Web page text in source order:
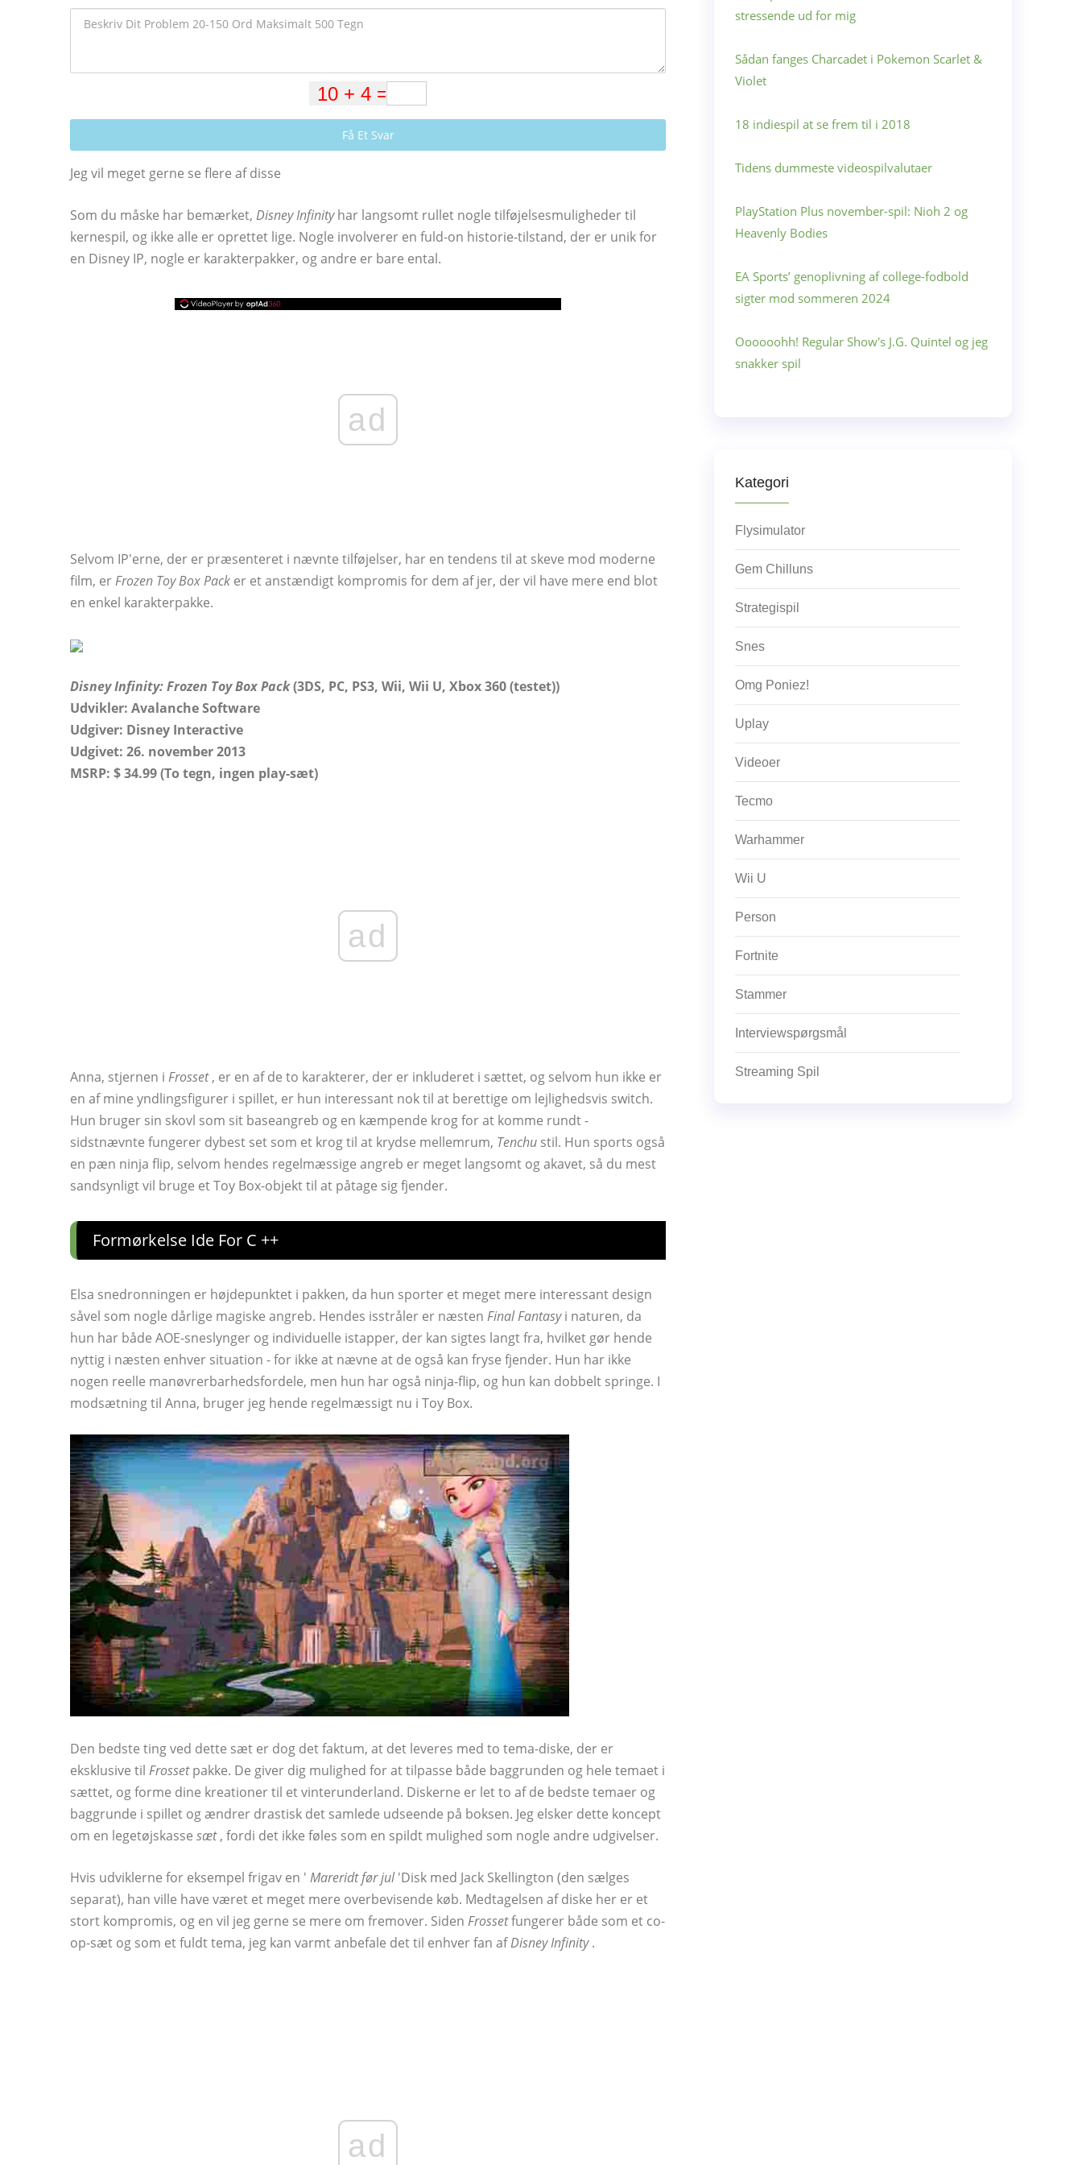
Få Et Svar
Jeg vil meget gerne se flere af disse
Som du måske har bemærket, Disney Infinityhar langsomt rullet nogle tilføjelsesmuligheder til
kernespil, og ikke alle er oprettet lige. Nogle involverer en fuld-on historie-tilstand, der er unik for
en Disney IP, nogle er karakterpakker, og andre er bare ental.
ad
Selvom IP'erne, der er præsenteret i nævnte tilføjelser, har en tendens til at skeve mod moderne
film, erFrozen Toy Box Pack er et anstændigt kompromis for dem af jer, der vil have mere end blot
en enkel karakterpakke.
Disney Infinity: Frozen Toy Box Pack(3DS, PC, PS3, Wii, Wii U, Xbox 360 (testet))
Udvikler: Avalanche Software
Udgiver: Disney Interactive
Udgivet: 26. november 2013
MSRP: $ 34.99 (To tegn, ingen play-sæt)
ad
Anna, stjernen i Frosset, er en af ​​de to karakterer, der er inkluderet i sættet, og selvom hun ikke er
en af ​​mine yndlingsfigurer i spillet, er hun interessant nok til at berettige om lejlighedsvis switch.
Hun bruger sin skovl som sit baseangreb og en kæmpende krog for at komme rundt -
sidstnævnte fungerer dybest set som et krog til at krydse mellemrum, Tenchu stil. Hun sports også
en pæn ninja flip, selvom hendes regelmæssige angreb er meget langsomt og akavet, så du mest
sandsynligt vil bruge et Toy Box-objekt til at påtage sig fjender.
Formørkelse Ide For C ++
Elsa snedronningen er højdepunktet i pakken, da hun sporter et meget mere interessant design
såvel som nogle dårlige magiske angreb. Hendes isstråler er næsten Final Fantasyi naturen, da
hun har både AOE-sneslynger og individuelle istapper, der kan sigtes langt fra, hvilket gør hende
nyttig i næsten enhver situation - for ikke at nævne at de også kan fryse fjender. Hun har ikke
nogen reelle manøvrerbarhedsfordele, men hun har også ninja-flip, og hun kan dobbelt springe. I
modsætning til Anna, bruger jeg hende regelmæssigt nu i Toy Box.
Den bedste ting ved dette sæt er dog det faktum, at det leveres med to tema-diske, der er
eksklusive til Frossetpakke. De giver dig mulighed for at tilpasse både baggrunden og hele temaet i
sættet, og forme dine kreationer til et vinterunderland. Diskerne er let to af de bedste temaer og
baggrunde i spillet og ændrer drastisk det samlede udseende på boksen. Jeg elsker dette koncept
om en legetøjskasse sæt, fordi det ikke føles som en spildt mulighed som nogle andre udgivelser.
Hvis udviklerne for eksempel frigav en ' Mareridt før jul'Disk med Jack Skellington (den sælges
separat), han ville have været et meget mere overbevisende køb. Medtagelsen af ​​diske her er et
stort kompromis, og en vil jeg gerne se mere om fremover. Siden Frossetfungerer både som et co-
op-sæt og som et fuldt tema, jeg kan varmt anbefale det til enhver fan afDisney Infinity.
ad
stressende ud for mig
Sådan fanges Charcadet i Pokemon Scarlet &
Violet
18 indiespil at se frem til i 2018
Tidens dummeste videospilvalutaer
PlayStation Plus november-spil: Nioh 2 og
Heavenly Bodies
EA Sports’ genoplivning af college-fodbold
sigter mod sommeren 2024
Oooooohh! Regular Show's J.G. Quintel og jeg
snakker spil
Kategori
Flysimulator
Gem Chilluns
Strategispil
Snes
Omg Poniez!
Uplay
Videoer
Tecmo
Warhammer
Wii U
Person
Fortnite
Stammer
Interviewspørgsmål
Streaming Spil